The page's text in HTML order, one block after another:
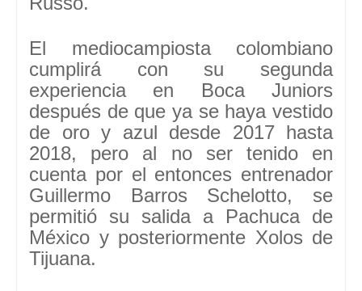
El mediocampiosta colombiano
cumplirá con su segunda
experiencia en Boca Juniors
después de que ya se haya vestido
de oro y azul desde 2017 hasta
2018, pero al no ser tenido en
cuenta por el entonces entrenador
Guillermo Barros Schelotto, se
permitió su salida a Pachuca de
México y posteriormente Xolos de
Tijuana.